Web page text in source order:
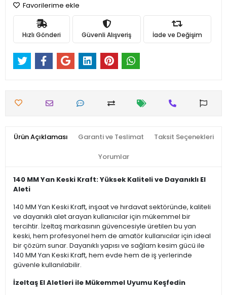
Favorilerime ekle
Hızlı Gönderi Güvenli Alışveriş İade ve Değişim
Ürün Açıklaması Garanti ve Teslimat Taksit Seçenekleri
Yorumlar
140 MM Yan Keski Kraft: Yüksek Kaliteli ve Dayanıklı El
Aleti
140 MM Yan Keski Kraft, inşaat ve hırdavat sektöründe, kaliteli
ve dayanıklı alet arayan kullanıcılar için mükemmel bir
tercihtir. İzeltaş markasının güvencesiyle üretilen bu yan
keski, hem profesyonel hem de amatör kullanıcılar için ideal
bir çözüm sunar. Dayanıklı yapısı ve sağlam kesim gücü ile
140 MM Yan Keski Kraft, hem evde hem de iş yerlerinde
güvenle kullanılabilir.
İzeltaş El Aletleri ile Mükemmel Uyumu Keşfedin